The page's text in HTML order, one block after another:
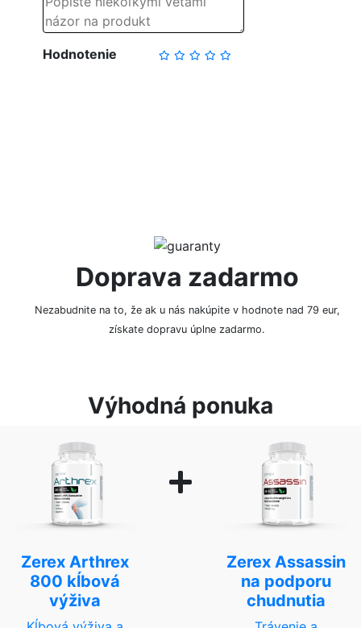
Hodnotenie
Doprava zadarmo
Nezabudnite na to, že ak u nás nakúpite v hodnote nad 79 eur,
získate dopravu úplne zadarmo.
Výhodná ponuka
Zerex Arthrex
800 kĺbová
výživa
Zerex Assassin
na podporu
chudnutia